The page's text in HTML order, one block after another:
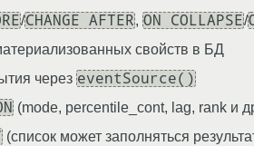
/CHANGE AFTER, ON COLLAPSE/
свойств в БД
через eventSource()
(mode, percentile_cont, lag, rank и
(список может заполняться